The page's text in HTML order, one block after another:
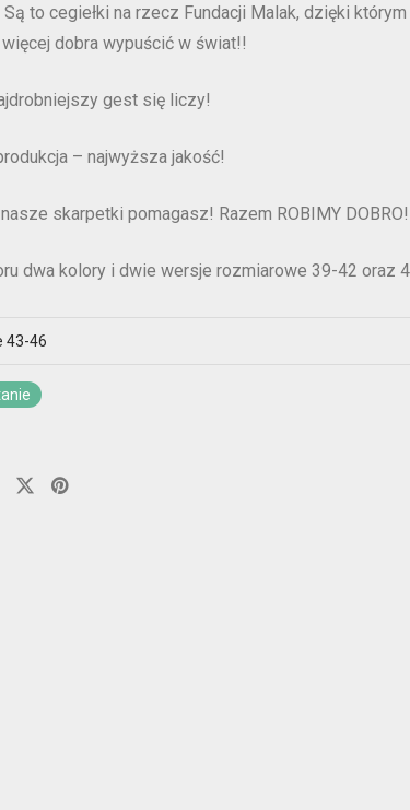
Są to cegiełki na rzecz Fundacji Malak, dzięki
dobra wypuścić w świat!!
gest się liczy!
– najwyższa jakość!
skarpetki pomagasz! Razem ROBIMY DOBRO!
dwa kolory i dwie wersje rozmiarowe 39-42 oraz
43-46